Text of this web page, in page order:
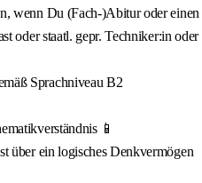
wenn Du (Fach-)Abitur oder einen
oder staatl. gepr. Techniker:in oder
Sprachniveau B2
📱
über ein logisches Denkvermögen